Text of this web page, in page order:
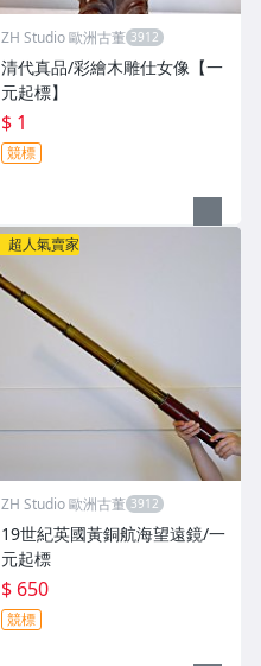
ZH Studio 歐洲古董
清代真品/彩繪木雕仕女像【一
元起標】
$ 1
競標
超人氣賣家
ZH Studio 歐洲古董
19世紀英國黃銅航海望遠鏡/一
元起標
$ 650
競標